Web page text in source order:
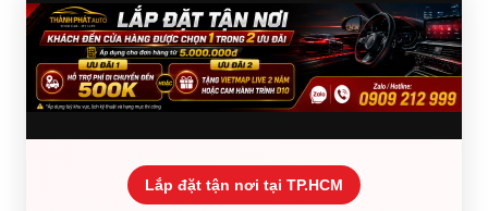
Lắp đặt tận nơi tại TP.HCM